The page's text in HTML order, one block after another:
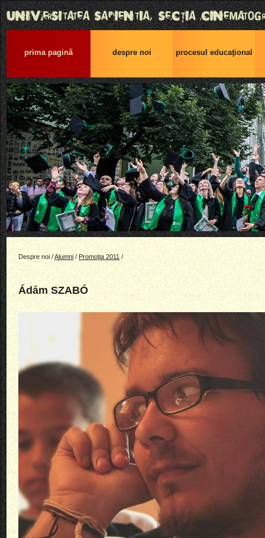
prima pagină despre noi procesul educaţional
Despre noi /Alumni/Promoţia 2011/
Ádám SZABÓ